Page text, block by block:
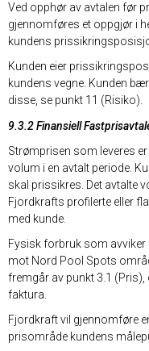
Ved opphør av avtalen før
gjennomføres et oppgjør i
kundens
Kunden eier
kundens vegne. Kunden
disse, se punkt 11 (Risiko).
9.3.2 Finansiell
Strømprisen som leveres
volum i en avtalt periode.
skal prissikres. Det avtalte
Fjordkrafts profilerte eller
med kunde.
Fysisk forbruk som avviker
mot Nord Pool Spots
fremgår av punkt 3.1
faktura.
Fjordkraft vil gjennomføre
prisområde kundens